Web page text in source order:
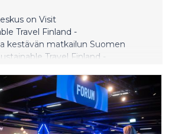
on Visit
Travel Finland -
kestävän matkailun Suomen
Travel Finland -
Kansainväliset matkailijat ja
tekevät yhä tietoisempia
on noussut ratkaisevaksi